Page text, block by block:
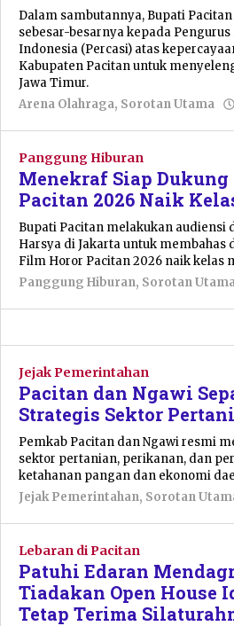
Dalam sambutannya, Bupati
sebesar-besarnya kepada
Indonesia (Percasi) atas
Kabupaten Pacitan untuk
Jawa Timur.
Arena Olahraga, Sorotan Utama
Panggung Hiburan
Menekraf Siap
Pacitan 2026 Naik
Bupati Pacitan melakukan
Harsya di Jakarta untuk membahas
Film Horor Pacitan 2026 naik kelas
Panggung Hiburan, Sorotan
Jejak Pemerintahan
Pacitan dan Ngawi
Strategis Sektor
Pemkab Pacitan dan Ngawi resmi
sektor pertanian, perikanan, dan
ketahanan pangan dan ekonomi
Jejak Pemerintahan, Sorotan
Lebaran di Pacitan
Patuhi Edaran
Tiadakan Open House
Tetap Terima